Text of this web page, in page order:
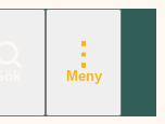
Meny